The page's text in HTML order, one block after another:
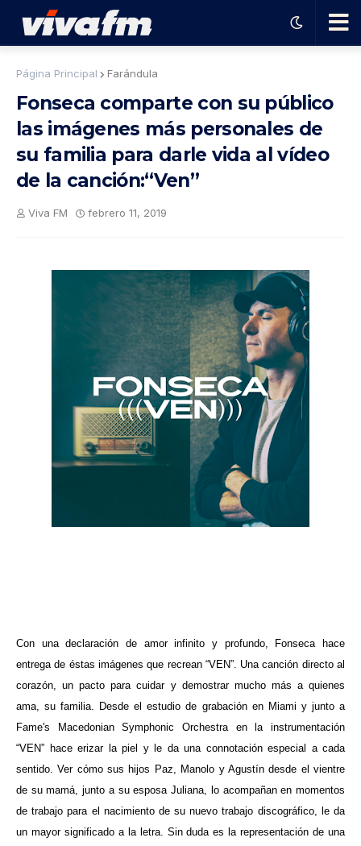
Ha
ble
pro
gra
ma
Página Principal Farándula
Fonseca comparte con su público
las imágenes más personales de
su familia para darle vida al vídeo
de la canción:“Ven”
Viva FM febrero 11, 2019
Con una declaración de amor infinito y profundo, Fonseca hace
entrega de éstas imágenes que recrean “VEN”. Una canción directo al
corazón, un pacto para cuidar y demostrar mucho más a quienes
ama, su familia. Desde el estudio de grabación en Miami y junto a
Fame's Macedonian Symphonic Orchestra en la instrumentación
“VEN” hace erizar la piel y le da una connotación especial a cada
sentido. Ver cómo sus hijos Paz, Manolo y Agustín desde el vientre
de su mamá, junto a su esposa Juliana, lo acompañan en momentos
de trabajo para el nacimiento de su nuevo trabajo discográfico, le da
un mayor significado a la letra. Sin duda es la representación de una